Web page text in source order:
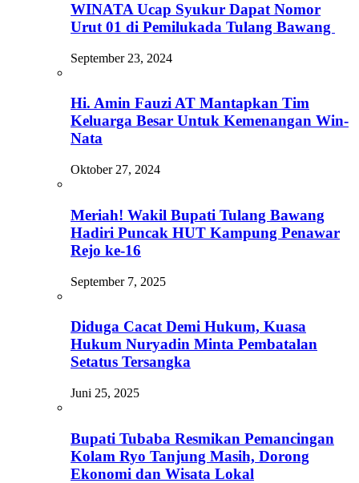
WINATA Ucap Syukur Dapat Nomor
Urut 01 di Pemilukada Tulang Bawang
September 23, 2024
Hi. Amin Fauzi AT Mantapkan Tim
Keluarga Besar Untuk Kemenangan Win-
Nata
Oktober 27, 2024
Meriah! Wakil Bupati Tulang Bawang
Hadiri Puncak HUT Kampung Penawar
Rejo ke-16
September 7, 2025
Diduga Cacat Demi Hukum, Kuasa
Hukum Nuryadin Minta Pembatalan
Setatus Tersangka
Juni 25, 2025
Bupati Tubaba Resmikan Pemancingan
Kolam Ryo Tanjung Masih, Dorong
Ekonomi dan Wisata Lokal